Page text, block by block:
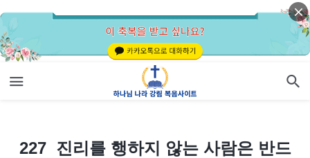
227 진리를 행하지 않는 사람은 반드시 도태된다
227 진리를 행하지 않는 사람은 반드